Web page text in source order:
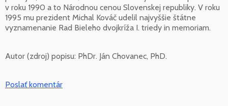
v roku 1990 a to Národnou cenou Slovenskej republiky. V roku
1995 mu prezident Michal Kováč udelil najvyššie štátne
vyznamenanie Rad Bieleho dvojkríža I. triedy in memoriam.
Autor (zdroj) popisu: PhDr. Ján Chovanec, PhD.
Poslať komentár